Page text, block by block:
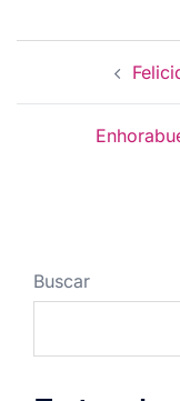
entradas
Buscar